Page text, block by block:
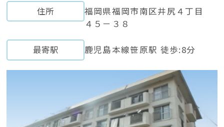
住所
福岡県福岡市南区井尻４丁目
４５－３８
最寄駅 鹿児島本線笹原駅 徒歩:8分